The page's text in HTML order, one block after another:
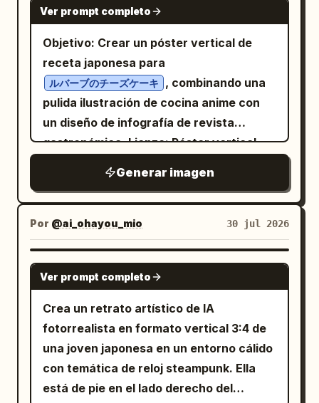
inferior central izquierda. Usa líneas guía
rojas delgadas y círculos pequeños para
las llamadas. Estilo visual: Arte lineal a
pluma y tinta altamente detallado, tonos
negros y sepia apagados con acentos
rojos restringidos solo para las ondas
sonoras, las llamadas y la etiqueta
un diagrama de un antiguo libro de
cuentos chino mezclado con un póster
de infografía moderna. Sin
fotorrealismo, sin colores brillantes, sin
personajes adicionales, sin marcas de
agua.
pero ya debe mostrar patrones de
textura repetidos y efectos
superpuestos. La imagen inferior debe
verse notablemente degradada: ruidosa,
borrosa, sobresaturada, con detalles
moteados, distorsionados, bordes
duplicados, texturas crujientes y
excesivos artefactos tipo pincel
acumulados, aunque aún reconocible
fantasía. Contenido del texto: Usa
exactamente estas 3 líneas de leyenda
debajo de la imagen central en texto
pequeño, negrita, blanco y sans-serif:
“Aquí cada prompt fue diferente, esta es
la 5ta generación:” “Mismo efecto,
mantiene datos de las imágenes
anteriores.” “La destrucción es aún
peor, debido a las diferencias en los
datos de imagen en cada paso.” Estilo
oro, rojo-oro, apilamiento palaciego y
visual general utiliza 'Expresión
Contemporánea de la Artesanía Antigua'
como concepto central: una paleta
sobria y premium que consiste en
marrón tierra de horno, blanco marfil
de papel de arroz, índigo profundo y
acentos metálicos de cobre oxidado
, con una atmósfera oriental que no se
siente anticuada y una sensación
resulta fría. El empaque principal utiliza
una estructura de caja de regalo rígida
vertical. Valores sugeridos/confirmación
de muestra: una caja de regalo de
cartón rígido envuelto en papel especial
con estructura de tapa superior e
inferior más hombro, que contiene una
botella de vidrio de baijiu de 500 ml en su
interior; el cuerpo de la caja es una
Utilizar un equilibrio asimétrico: una
columna izquierda con texto
predominante y una composición
fotográfica grande con esquinas
redondeadas a la derecha. Diseño: El
lado izquierdo contiene el título y cuatro
tarjetas de características. El lado
derecho contiene un panel fotográfico
grande con esquinas redondeadas que
ocupa aproximadamente la mitad del
ancho de la diapositiva. La parte inferior
derecha incluye una barra de etiqueta
de página en negro y amarillo. Añadir
marcas de cuadrícula o línea base
inferior. Contenido de texto: Título
principal en caracteres grandes,
negritos y negros: Los usos del limón .
Debajo, añadir un subrayado corto en
amarillo neón, seguido del subtítulo:
Ver prompt completo
Objetivo: Crear un póster vertical de
receta japonesa para
ルバーブのチーズケーキ
, combinando una
pulida ilustración de cocina anime con
un diseño de infografía de revista
gastronómica. Lienzo: Póster vertical
cinematográfica cálida, paleta de
colores marrón oscuro y dorado,
renderizado anime semirrealista de alto
detalle. Utiliza un fondo de cocina
europea rústica con paredes de ladrillo,
ollas de cobre, utensilios de cocina
colgantes, luz de ventana desde la parte
superior izquierda, vapor, encimera de
madera y elegantes bordes
ornamentales dorados finos. Diseño
principal: En la parte superior izquierda,
Generar imagen
Por @ai_ohayou_mio 30 jul 2026
GPT IMAGE 2
Ver prompt completo
Crea un retrato artístico de IA
fotorrealista en formato vertical 3:4 de
una joven japonesa en un entorno cálido
con temática de reloj steampunk. Ella
está de pie en el lado derecho del